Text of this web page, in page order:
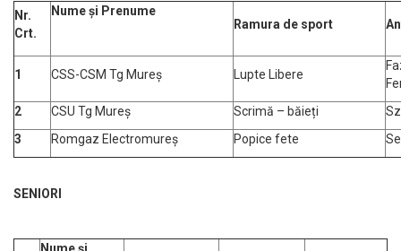
Nr.
Crt.
Nume și Prenume
Ramura de sport
1 CSS-CSM Tg Mureș Lupte Libere
2
CSU Tg Mureș Scrimă – băieți
3
Romgaz Electromureș Popice fete
SENIORI